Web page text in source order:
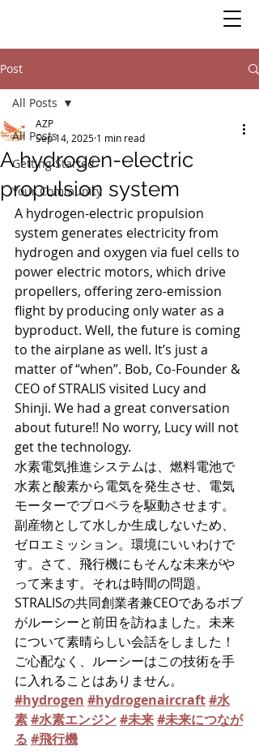
Post
All Posts
Getting Started
Your Community
All Posts
A hydrogen-electric
propulsion system
AZP
Sep 14, 2025 1 min read
A hydrogen-electric propulsion
system generates electricity from
hydrogen and oxygen via fuel cells to
power electric motors, which drive
propellers, offering zero-emission
flight by producing only water as a
byproduct. Well, the future is coming
to the airplane as well. It’s just a
matter of “when”. Bob, Co-Founder &
CEO of STRALIS visited Lucy and
Shinji. We had a great conversation
about future!! No worry, Lucy will not
get the technology.
水素電気推進システムは、燃料電池で
水素と酸素から電気を発生させ、電気
モーターでプロペラを駆動させます。
副産物として水しか生成しないため、
ゼロエミッション。環境にいいわけで
す。さて、飛行機にもそんな未来がや
って来ます。それは時間の問題。
STRALISの共同創業者兼CEOであるボブ
がルーシーと前田を訪ねました。未来
について素晴らしい会話をしました！
ご心配なく、ルーシーはこの技術を手
に入れることはありません。
#hydrogen #hydrogenaircraft#水
素#水素エンジン#未来#未来につなが
る #飛行機